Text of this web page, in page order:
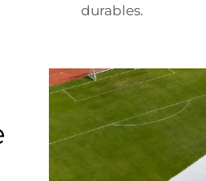
durables.